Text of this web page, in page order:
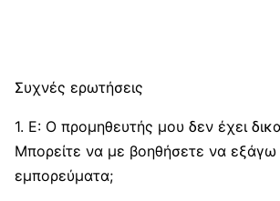
Συχνές ερωτήσεις
1. Ε: Ο προμηθευτής μου δεν έχει
Μπορείτε να με βοηθήσετε να εξάγω
εμπορεύματα;